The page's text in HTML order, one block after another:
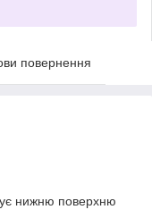
повернення
нижню поверхню